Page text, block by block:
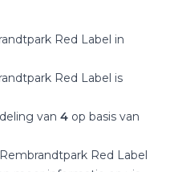
Red Label in
Red Label is
van 4 op basis van
Red Label